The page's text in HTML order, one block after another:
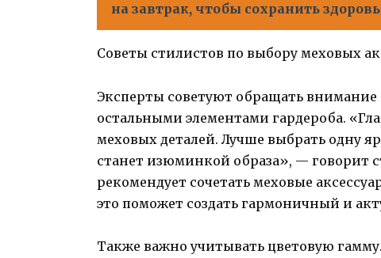
на завтрак, чтобы сохранить
Советы стилистов по выбору меховых
Эксперты советуют обращать внимание
остальными элементами гардероба.
меховых деталей. Лучше выбрать одну
станет изюминкой образа», — говорит
рекомендует сочетать меховые
это поможет создать гармоничный и
Также важно учитывать цветовую